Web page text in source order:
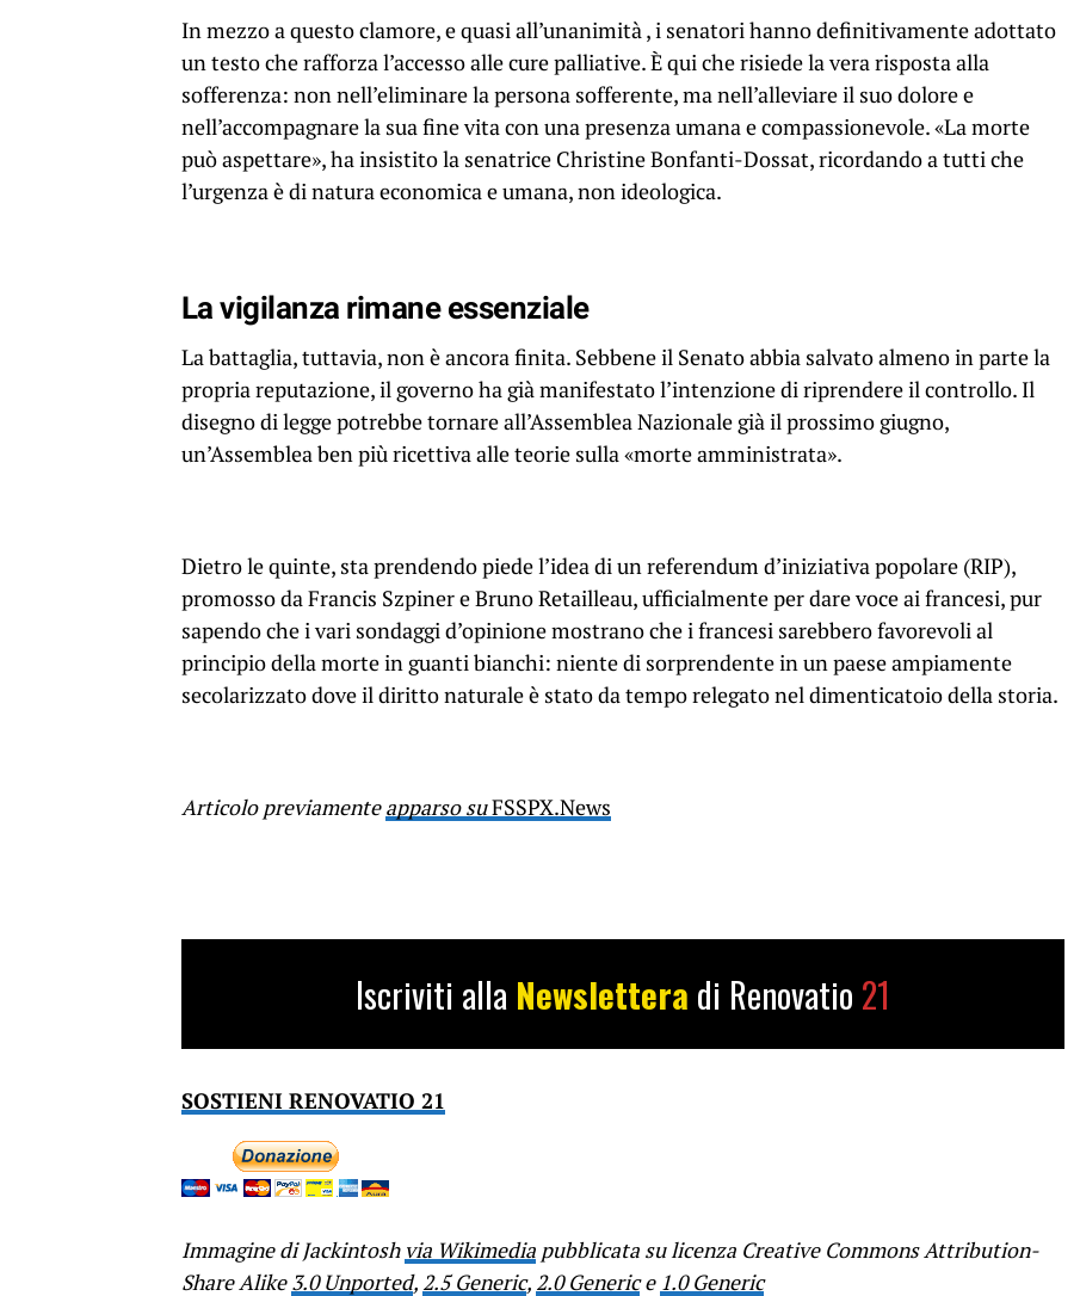
In mezzo a questo clamore, e quasi all’unanimità , i senatori hanno definitivamente adottato
un testo che rafforza l’accesso alle cure palliative. È qui che risiede la vera risposta alla
sofferenza: non nell’eliminare la persona sofferente, ma nell’alleviare il suo dolore e
nell’accompagnare la sua fine vita con una presenza umana e compassionevole. «La morte
può aspettare», ha insistito la senatrice Christine Bonfanti-Dossat, ricordando a tutti che
l’urgenza è di natura economica e umana, non ideologica.
La vigilanza rimane essenziale
La battaglia, tuttavia, non è ancora finita. Sebbene il Senato abbia salvato almeno in parte la
propria reputazione, il governo ha già manifestato l’intenzione di riprendere il controllo. Il
disegno di legge potrebbe tornare all’Assemblea Nazionale già il prossimo giugno,
un’Assemblea ben più ricettiva alle teorie sulla «morte amministrata».
Dietro le quinte, sta prendendo piede l’idea di un referendum d’iniziativa popolare (RIP),
promosso da Francis Szpiner e Bruno Retailleau, ufficialmente per dare voce ai francesi, pur
sapendo che i vari sondaggi d’opinione mostrano che i francesi sarebbero favorevoli al
principio della morte in guanti bianchi: niente di sorprendente in un paese ampiamente
secolarizzato dove il diritto naturale è stato da tempo relegato nel dimenticatoio della storia.
Articolo previamenteapparso suFSSPX.News
Iscriviti alla Newslettera di Renovatio 21
SOSTIENI RENOVATIO 21
Immagine di Jackintosh via Wikimedia pubblicata su licenza Creative Commons Attribution-
Share Alike3.0 Unported, 2.5 Generic, 2.0 Generice 1.0 Generic